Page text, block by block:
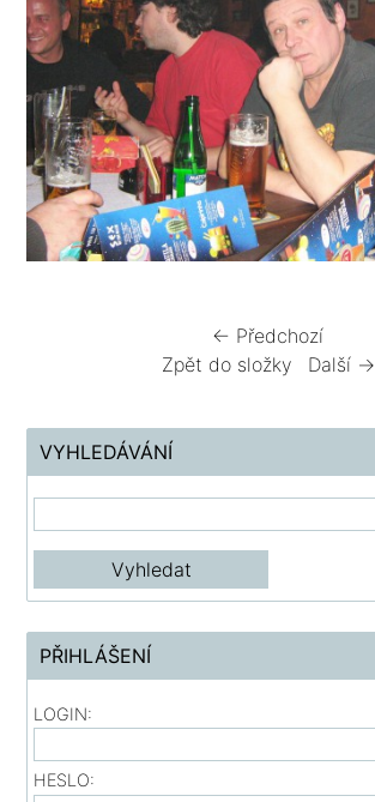
← Předchozí
Zpět do složky
Další →
VYHLEDÁVÁNÍ
PŘIHLÁŠENÍ
LOGIN:
HESLO: